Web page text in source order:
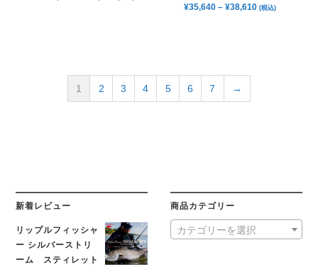
¥35,640– ¥38,610 (税込)
1 2 3 4 5 6 7 →
新着レビュー
リップルフィッシャ
ー シルバーストリ
ーム スティレット
商品カテゴリー
カテゴリーを選択